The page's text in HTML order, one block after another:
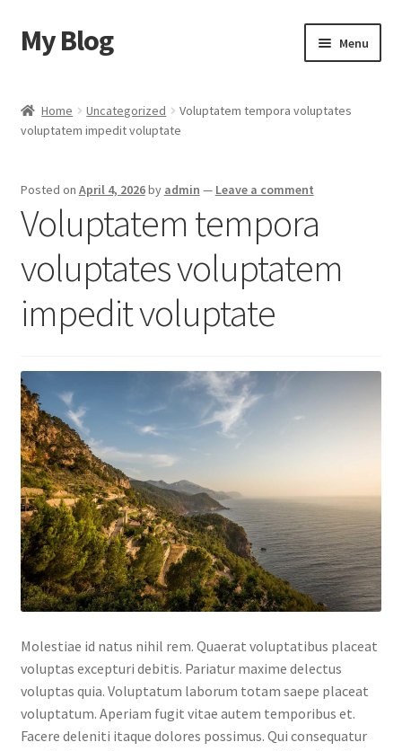
Skip
to
Skip
to
My Blog Menu
Cart
Checkout
My account
Sample Page
Shop
Home Uncategorized
Voluptatem tempora voluptates
voluptatem impedit voluptate
Posted on April 4, 2026by admin — Leave a comment
Voluptatem tempora
voluptates voluptatem
impedit voluptate
Molestiae id natus nihil rem. Quaerat voluptatibus placeat
voluptas excepturi debitis. Pariatur maxime delectus
voluptas quia. Voluptatum laborum totam saepe placeat
voluptatum. Aperiam fugit vitae autem temporibus et.
Facere deleniti itaque dolores possimus. Qui consequatur